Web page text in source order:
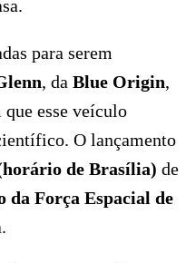
para serem
, da Blue Origin,
esse veículo
O lançamento
de Brasília) de
da Força Espacial de